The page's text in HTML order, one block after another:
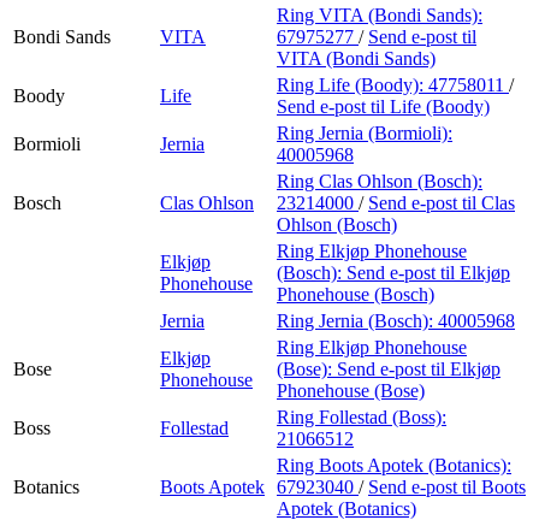
Bondi Sands VITA
Ring VITA (Bondi Sands):
67975277 / Send e-post til
VITA (Bondi Sands)
Boody
Life
Ring Life (Boody): 47758011 /
Send e-post til Life (Boody)
Bormioli
Jernia
Ring Jernia (Bormioli):
40005968
Bosch Clas Ohlson
Ring Clas Ohlson (Bosch):
23214000 / Send e-post til Clas
Ohlson (Bosch)
Elkjøp
Phonehouse
Ring Elkjøp Phonehouse
(Bosch): Send e-post til Elkjøp
Phonehouse (Bosch)
Jernia
Ring Jernia (Bosch): 40005968
Bose
Elkjøp
Phonehouse
Ring Elkjøp Phonehouse
(Bose): Send e-post til Elkjøp
Phonehouse (Bose)
Boss
Follestad
Ring Follestad (Boss):
21066512
Botanics Boots Apotek
Ring Boots Apotek (Botanics):
67923040 / Send e-post til Boots
Apotek (Botanics)